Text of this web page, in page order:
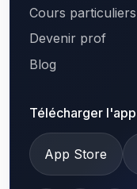
Cours particuliers
Devenir prof
Blog
Télécharger l'app
App Store